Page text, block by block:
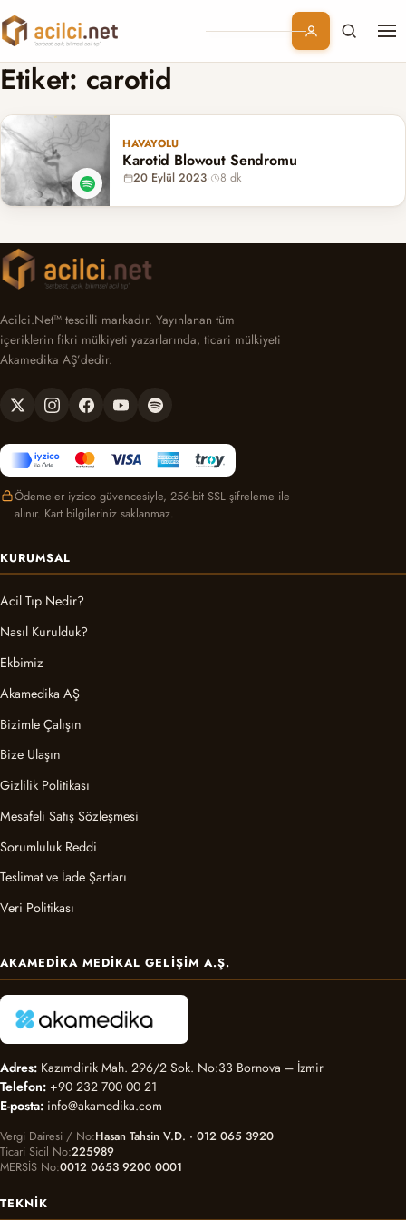
Branşlar
Konular
Kurumsal
Etiket: carotid
HAVAYOLU
Karotid Blowout Sendromu
20 Eylül 2023· 8 dk
Acilci.Net™ tescilli markadır. Yayınlanan tüm
içeriklerin fikri mülkiyeti yazarlarında, ticari mülkiyeti
Akamedika AŞ’dedir.
Ödemeler iyzico güvencesiyle, 256-bit SSL şifreleme ile
alınır. Kart bilgileriniz saklanmaz.
KURUMSAL
Acil Tıp Nedir?
Nasıl Kurulduk?
Ekbimiz
Akamedika AŞ
Bizimle Çalışın
Bize Ulaşın
Gizlilik Politikası
Mesafeli Satış Sözleşmesi
Sorumluluk Reddi
Teslimat ve İade Şartları
Veri Politikası
AKAMEDIKA MEDIKAL GELIŞIM A.Ş.
Adres: Kazımdirik Mah. 296/2 Sok. No:33 Bornova – İzmir
Telefon: +90 232 700 00 21
E-posta: info@akamedika.com
Vergi Dairesi / No Hasan Tahsin V.D. · 012 065 3920
Ticari Sicil No 225989
MERSİS No 0012 0653 9200 0001
TEKNIK